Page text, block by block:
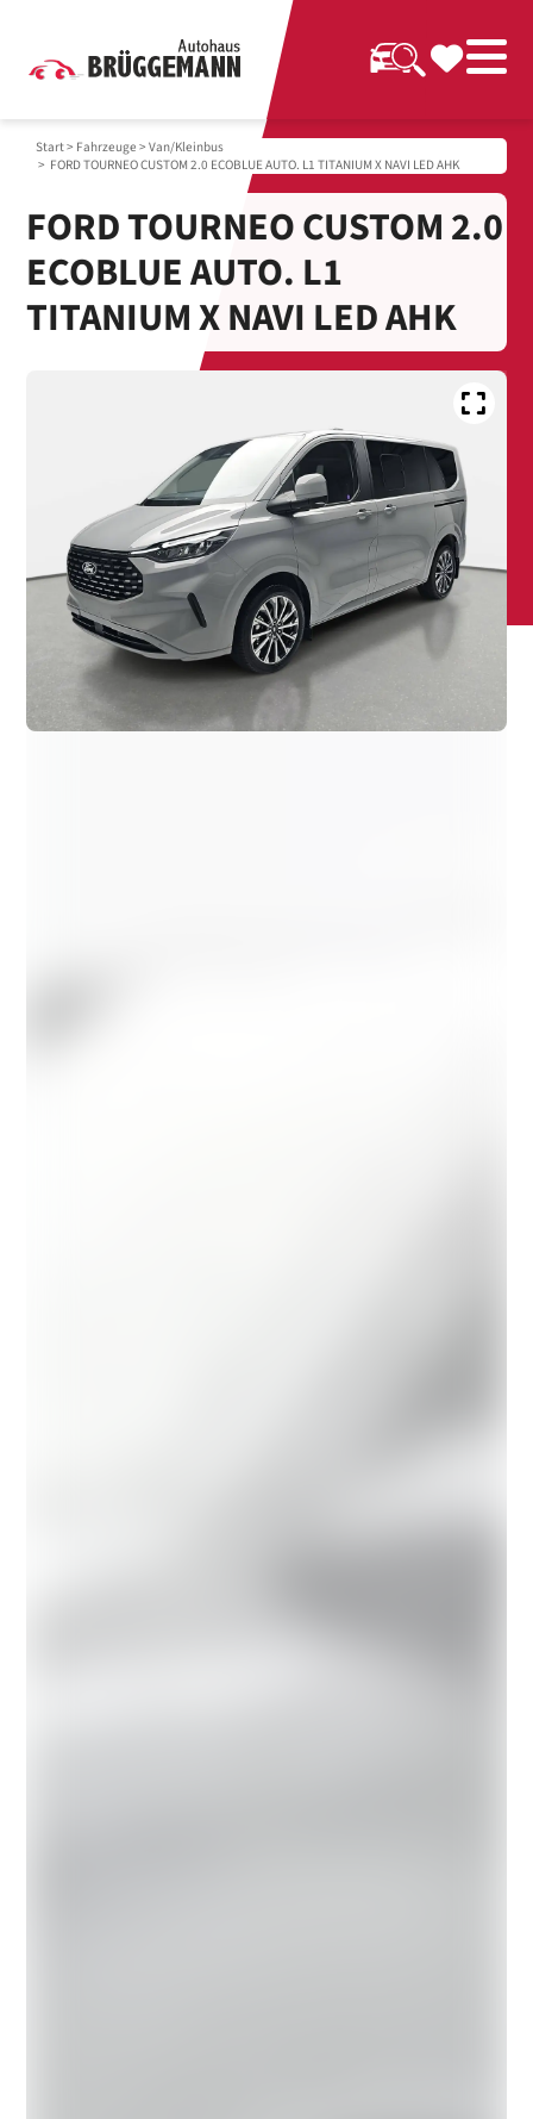
Start> Fahrzeuge >Van/Kleinbus
> FORD TOURNEO CUSTOM 2.0 ECOBLUE AUTO. L1 TITANIUM X NAVI LED AHK
FORD TOURNEO CUSTOM 2.0
ECOBLUE AUTO. L1
TITANIUM X NAVI LED AHK